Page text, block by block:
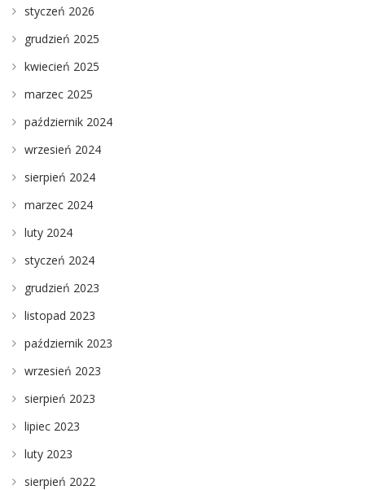
styczeń 2026
grudzień 2025
kwiecień 2025
marzec 2025
październik 2024
wrzesień 2024
sierpień 2024
marzec 2024
luty 2024
styczeń 2024
grudzień 2023
listopad 2023
październik 2023
wrzesień 2023
sierpień 2023
lipiec 2023
luty 2023
sierpień 2022